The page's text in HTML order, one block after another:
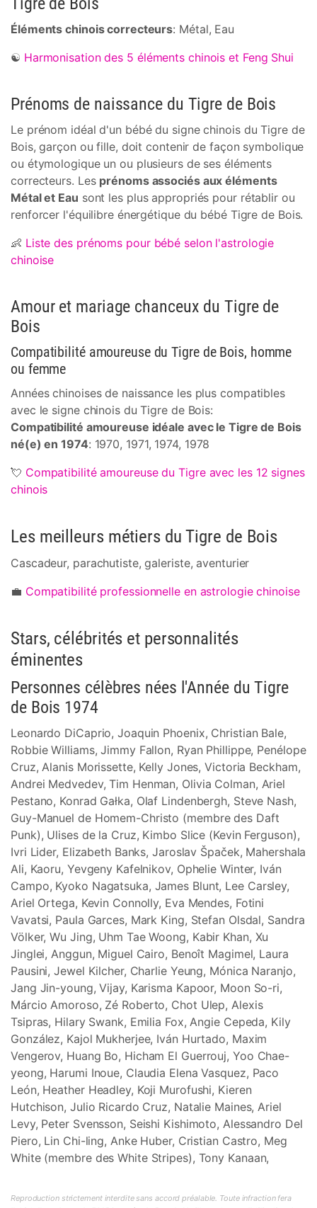
Éléments chinois correcteurs: Métal, Eau
☯ Harmonisation des 5 éléments chinois et Feng Shui
Prénoms de naissance du Tigre de Bois
Le prénom idéal d'un bébé du signe chinois du Tigre de
Bois, garçon ou fille, doit contenir de façon symbolique
ou étymologique un ou plusieurs de ses éléments
correcteurs. Les prénoms associés aux éléments
Métal et Eau sont les plus appropriés pour rétablir ou
renforcer l'équilibre énergétique du bébé Tigre de Bois.
👶 Liste des prénoms pour bébé selon l'astrologie
chinoise
Amour et mariage chanceux du Tigre de
Bois
Compatibilité amoureuse du Tigre de Bois, homme
ou femme
Années chinoises de naissance les plus compatibles
avec le signe chinois du Tigre de Bois:
Compatibilité amoureuse idéale avec le Tigre de Bois
né(e) en 1974: 1970, 1971, 1974, 1978
💘 Compatibilité amoureuse du Tigre avec les 12 signes
chinois
Les meilleurs métiers du Tigre de Bois
Cascadeur, parachutiste, galeriste, aventurier
💼 Compatibilité professionnelle en astrologie chinoise
Stars, célébrités et personnalités
éminentes
Personnes célèbres nées l'Année du Tigre
de Bois 1974
Leonardo DiCaprio, Joaquin Phoenix, Christian Bale,
Robbie Williams, Jimmy Fallon, Ryan Phillippe, Penélope
Cruz, Alanis Morissette, Kelly Jones, Victoria Beckham,
Andrei Medvedev, Tim Henman, Olivia Colman, Ariel
Pestano, Konrad Gałka, Olaf Lindenbergh, Steve Nash,
Guy-Manuel de Homem-Christo (membre des Daft
Punk), Ulises de la Cruz, Kimbo Slice (Kevin Ferguson),
Ivri Lider, Elizabeth Banks, Jaroslav Špaček, Mahershala
Ali, Kaoru, Yevgeny Kafelnikov, Ophelie Winter, Iván
Campo, Kyoko Nagatsuka, James Blunt, Lee Carsley,
Ariel Ortega, Kevin Connolly, Eva Mendes, Fotini
Vavatsi, Paula Garces, Mark King, Stefan Olsdal, Sandra
Völker, Wu Jing, Uhm Tae Woong, Kabir Khan, Xu
Jinglei, Anggun, Miguel Cairo, Benoît Magimel, Laura
Pausini, Jewel Kilcher, Charlie Yeung, Mónica Naranjo,
Jang Jin-young, Vijay, Karisma Kapoor, Moon So-ri,
Márcio Amoroso, Zé Roberto, Chot Ulep, Alexis
Tsipras, Hilary Swank, Emilia Fox, Angie Cepeda, Kily
González, Kajol Mukherjee, Iván Hurtado, Maxim
Vengerov, Huang Bo, Hicham El Guerrouj, Yoo Chae-
yeong, Harumi Inoue, Claudia Elena Vasquez, Paco
León, Heather Headley, Koji Murofushi, Kieren
Hutchison, Julio Ricardo Cruz, Natalie Maines, Ariel
Levy, Peter Svensson, Seishi Kishimoto, Alessandro Del
Piero, Lin Chi-ling, Anke Huber, Cristian Castro, Meg
White (membre des White Stripes), Tony Kanaan,
Reproduction strictement interdite sans accord préalable. Toute infraction fera